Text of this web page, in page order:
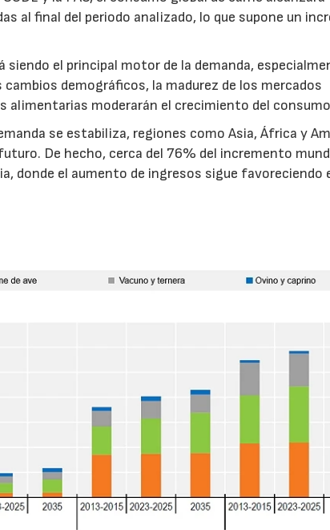
al final del periodo analizado, lo que supone un
el principal motor de la demanda,
demográficos, la madurez de los mercados
alimentarias moderarán el crecimiento del
se estabiliza, regiones como Asia, África y
De hecho, cerca del 76% del incremento
donde el aumento de ingresos sigue favoreciendo